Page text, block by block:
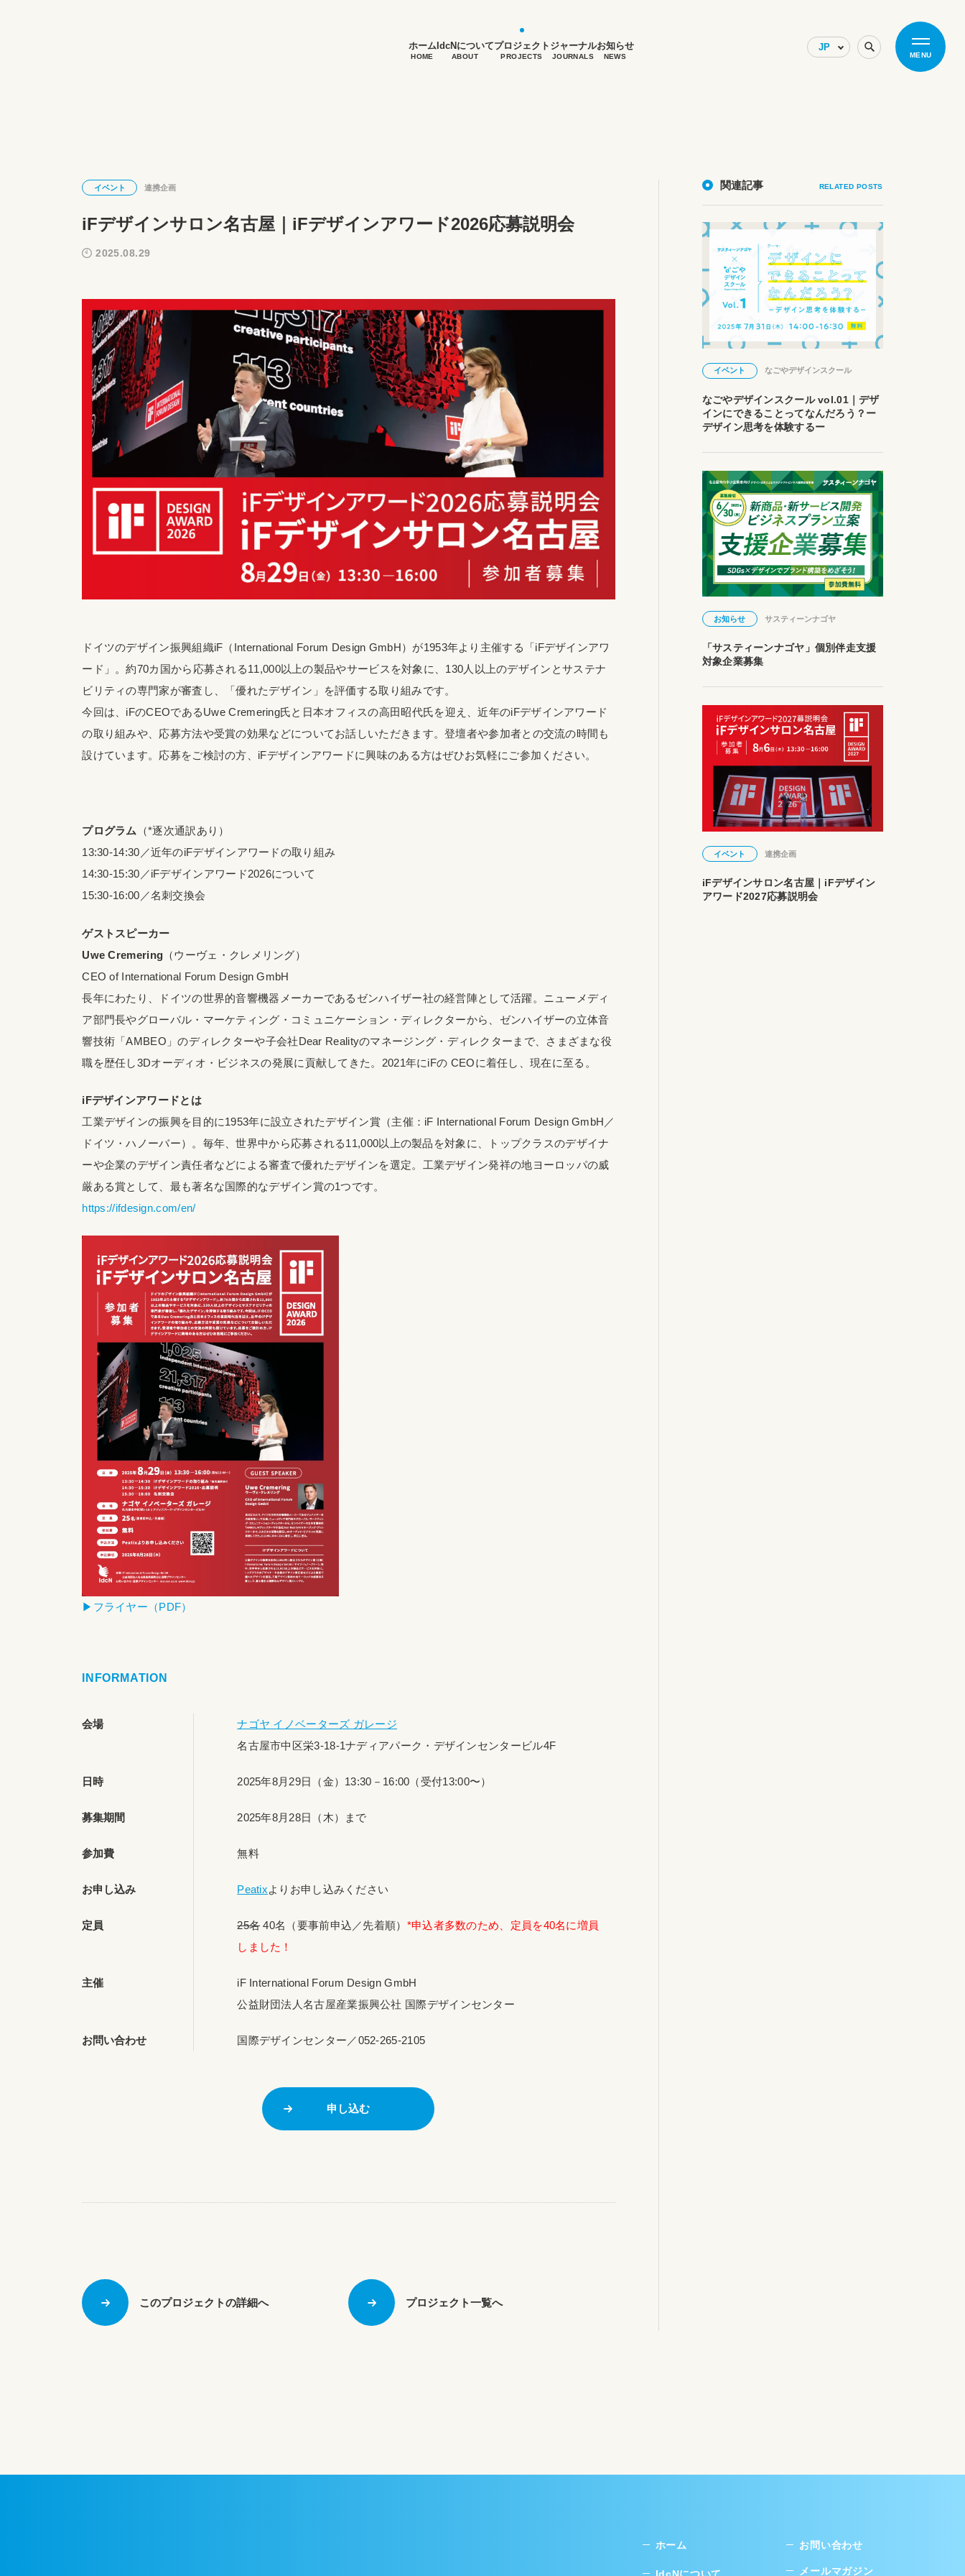
ホーム
HOME
IdcNについて
ABOUT
プロジェクト
PROJECTS
ジャーナル
JOURNALS
お知らせ
NEWS MENU
イベント 連携企画
iFデザインサロン名古屋｜iFデザインアワード2026応募説明会
2025.08.29
ドイツのデザイン振興組織iF（International Forum Design GmbH）が1953年より主催する「iFデザインアワ
ード」。約70カ国から応募される11,000以上の製品やサービスを対象に、130人以上のデザインとサステナ
ビリティの専門家が審査し、「優れたデザイン」を評価する取り組みです。
今回は、iFのCEOであるUwe Cremering氏と日本オフィスの高田昭代氏を迎え、近年のiFデザインアワード
の取り組みや、応募方法や受賞の効果などについてお話しいただきます。登壇者や参加者との交流の時間も
設けています。応募をご検討の方、iFデザインアワードに興味のある方はぜひお気軽にご参加ください。
プログラム
（*逐次通訳あり）
13:30-14:30／近年のiFデザインアワードの取り組み
14:30-15:30／iFデザインアワード2026について
15:30-16:00／名刺交換会
ゲストスピーカー
Uwe Cremering （ウーヴェ・クレメリング）
CEO of International Forum Design GmbH
長年にわたり、ドイツの世界的音響機器メーカーであるゼンハイザー社の経営陣として活躍。ニューメディ
ア部門長やグローバル・マーケティング・コミュニケーション・ディレクターから、ゼンハイザーの立体音
響技術「AMBEO」のディレクターや子会社Dear Realityのマネージング・ディレクターまで、さまざまな役
職を歴任し3Dオーディオ・ビジネスの発展に貢献してきた。2021年にiFの CEOに着任し、現在に至る。
iFデザインアワードとは
工業デザインの振興を目的に1953年に設立されたデザイン賞（主催：iF International Forum Design GmbH／
ドイツ・ハノーバー）。毎年、世界中から応募される11,000以上の製品を対象に、トップクラスのデザイナ
ーや企業のデザイン責任者などによる審査で優れたデザインを選定。工業デザイン発祥の地ヨーロッパの威
厳ある賞として、最も著名な国際的なデザイン賞の1つです。
https://ifdesign.com/en/
▶︎フライヤー（PDF）
INFORMATION
会場
ナゴヤ イノベーターズ ガレージ
名古屋市中区栄3-18-1ナディアパーク・デザインセンタービル4F
日時 2025年8月29日（金）13:30－16:00（受付13:00〜）
募集期間 2025年8月28日（木）まで
参加費 無料
お申し込み Peatixよりお申し込みください
定員 25名40名（要事前申込／先着順） *申込者多数のため、定員を40名に増員
しました！
主催
iF International Forum Design GmbH
公益財団法人名古屋産業振興公社 国際デザインセンター
お問い合わせ 国際デザインセンター／052-265-2105
申し込む
このプロジェクトの詳細へ プロジェクト一覧へ
関連記事 RELATED POSTS
イベント なごやデザインスクール
なごやデザインスクール vol.01｜デザ
インにできることってなんだろう？ー
デザイン思考を体験するー
お知らせ サスティーンナゴヤ
「サスティーンナゴヤ」個別伴走支援
対象企業募集
イベント 連携企画
iFデザインサロン名古屋｜iFデザイン
アワード2027応募説明会
ホーム
IdcNについて
お問い合わせ
メールマガジン